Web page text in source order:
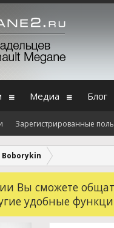
Boborykin
Вы сможете
удобные
Медиа Блог
Зарегистрированные